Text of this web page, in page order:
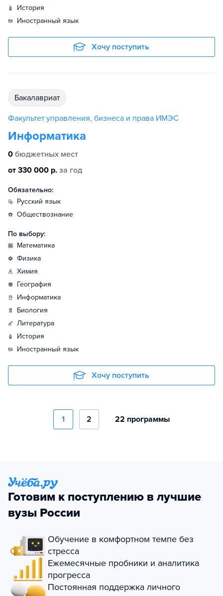
история
иностранный язык
Хочу поступить
бакалавриат
Факультет управления, бизнеса и права ИМЭС
Информатика
0 бюджетных мест
от 330 000 р. за год
Обязательно:
русский язык
обществознание
По выбору:
математика
физика
химия
география
информатика
биология
литература
история
иностранный язык
Хочу поступить
1 2 22 программы
Готовим к поступлению в лучшие
вузы России
Обучение в комфортном темпе без
стресса
Ежемесячные пробники и аналитика
прогресса
Постоянная поддержка личного